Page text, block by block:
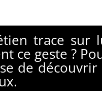
trace sur
ce geste ?
de